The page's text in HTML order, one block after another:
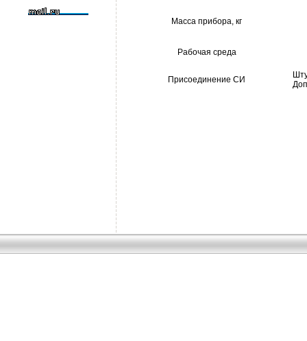
Масса прибора, кг
Рабочая среда
Присоединение СИ